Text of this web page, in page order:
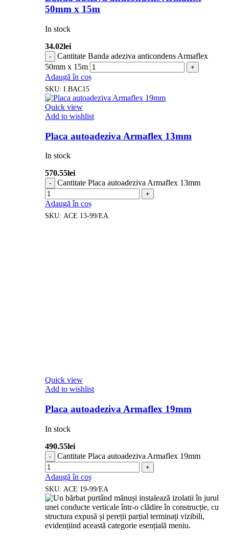
50mm x 15m
In stock
34.02lei
Cantitate Banda adeziva anticondens Armaflex
50mm x 15m
Adaugă în coș
SKU: I.BAC15
Quick view
Add to wishlist
Placa autoadeziva Armaflex 13mm
In stock
570.55lei
Cantitate Placa autoadeziva Armaflex 13mm
Adaugă în coș
SKU: ACE 13-99/EA
Quick view
Add to wishlist
Placa autoadeziva Armaflex 19mm
In stock
490.55lei
Cantitate Placa autoadeziva Armaflex 19mm
Adaugă în coș
SKU: ACE 19-99/EA